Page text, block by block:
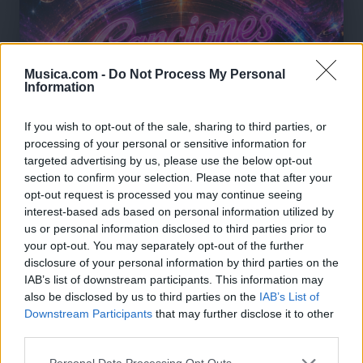
Musica.com - Do Not Process My Personal
Information
If you wish to opt-out of the sale, sharing to third parties, or
processing of your personal or sensitive information for
targeted advertising by us, please use the below opt-out
section to confirm your selection. Please note that after your
opt-out request is processed you may continue seeing
interest-based ads based on personal information utilized by
us or personal information disclosed to third parties prior to
your opt-out. You may separately opt-out of the further
disclosure of your personal information by third parties on the
IAB’s list of downstream participants. This information may
also be disclosed by us to third parties on the IAB’s List of
Downstream Participants that may further disclose it to other
🪐🚀 Canciones para Ver las Estrellas:
Psicodelia y Space Rock 🎸✨
🌌🚀 Viaje intergaláctico: la mejor selección de